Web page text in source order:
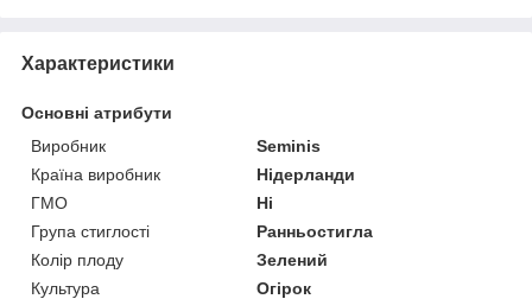
Характеристики
Основні атрибути
Виробник
Seminis
Країна виробник
Нідерланди
ГМО
Ні
Група стиглості
Ранньостигла
Колір плоду
Зелений
Культура
Огірок